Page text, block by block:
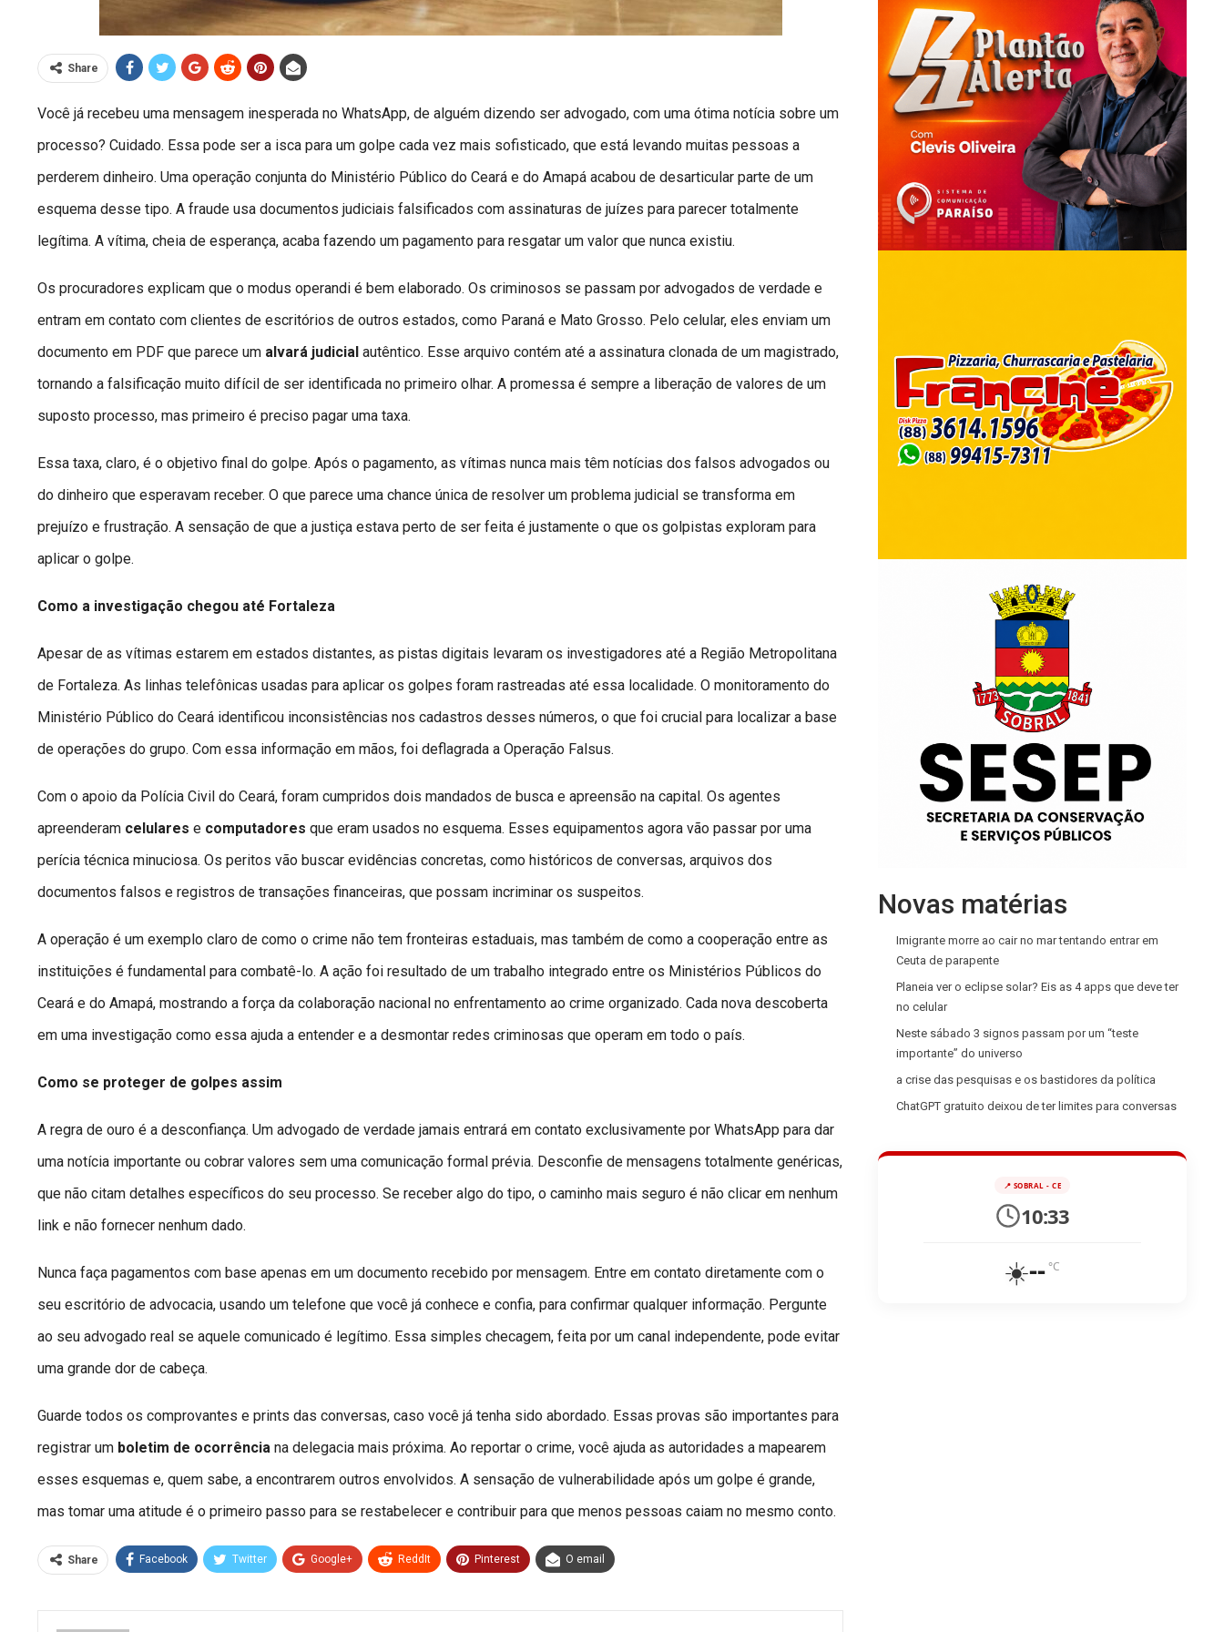
Share
Você já recebeu uma mensagem inesperada no WhatsApp, de alguém dizendo ser advogado, com uma ótima notícia sobre um
processo? Cuidado. Essa pode ser a isca para um golpe cada vez mais sofisticado, que está levando muitas pessoas a
perderem dinheiro. Uma operação conjunta do Ministério Público do Ceará e do Amapá acabou de desarticular parte de um
esquema desse tipo. A fraude usa documentos judiciais falsificados com assinaturas de juízes para parecer totalmente
legítima. A vítima, cheia de esperança, acaba fazendo um pagamento para resgatar um valor que nunca existiu.
Os procuradores explicam que o modus operandi é bem elaborado. Os criminosos se passam por advogados de verdade e
entram em contato com clientes de escritórios de outros estados, como Paraná e Mato Grosso. Pelo celular, eles enviam um
documento em PDF que parece um alvará judicial autêntico. Esse arquivo contém até a assinatura clonada de um magistrado,
tornando a falsificação muito difícil de ser identificada no primeiro olhar. A promessa é sempre a liberação de valores de um
suposto processo, mas primeiro é preciso pagar uma taxa.
Essa taxa, claro, é o objetivo final do golpe. Após o pagamento, as vítimas nunca mais têm notícias dos falsos advogados ou
do dinheiro que esperavam receber. O que parece uma chance única de resolver um problema judicial se transforma em
prejuízo e frustração. A sensação de que a justiça estava perto de ser feita é justamente o que os golpistas exploram para
aplicar o golpe.
Como a investigação chegou até Fortaleza
Apesar de as vítimas estarem em estados distantes, as pistas digitais levaram os investigadores até a Região Metropolitana
de Fortaleza. As linhas telefônicas usadas para aplicar os golpes foram rastreadas até essa localidade. O monitoramento do
Ministério Público do Ceará identificou inconsistências nos cadastros desses números, o que foi crucial para localizar a base
de operações do grupo. Com essa informação em mãos, foi deflagrada a Operação Falsus.
Com o apoio da Polícia Civil do Ceará, foram cumpridos dois mandados de busca e apreensão na capital. Os agentes
apreenderam celulares e computadores que eram usados no esquema. Esses equipamentos agora vão passar por uma
perícia técnica minuciosa. Os peritos vão buscar evidências concretas, como históricos de conversas, arquivos dos
documentos falsos e registros de transações financeiras, que possam incriminar os suspeitos.
A operação é um exemplo claro de como o crime não tem fronteiras estaduais, mas também de como a cooperação entre as
instituições é fundamental para combatê-lo. A ação foi resultado de um trabalho integrado entre os Ministérios Públicos do
Ceará e do Amapá, mostrando a força da colaboração nacional no enfrentamento ao crime organizado. Cada nova descoberta
em uma investigação como essa ajuda a entender e a desmontar redes criminosas que operam em todo o país.
Como se proteger de golpes assim
A regra de ouro é a desconfiança. Um advogado de verdade jamais entrará em contato exclusivamente por WhatsApp para dar
uma notícia importante ou cobrar valores sem uma comunicação formal prévia. Desconfie de mensagens totalmente genéricas,
que não citam detalhes específicos do seu processo. Se receber algo do tipo, o caminho mais seguro é não clicar em nenhum
link e não fornecer nenhum dado.
Nunca faça pagamentos com base apenas em um documento recebido por mensagem. Entre em contato diretamente com o
seu escritório de advocacia, usando um telefone que você já conhece e confia, para confirmar qualquer informação. Pergunte
ao seu advogado real se aquele comunicado é legítimo. Essa simples checagem, feita por um canal independente, pode evitar
uma grande dor de cabeça.
Guarde todos os comprovantes e prints das conversas, caso você já tenha sido abordado. Essas provas são importantes para
registrar um boletim de ocorrência na delegacia mais próxima. Ao reportar o crime, você ajuda as autoridades a mapearem
esses esquemas e, quem sabe, a encontrarem outros envolvidos. A sensação de vulnerabilidade após um golpe é grande,
mas tomar uma atitude é o primeiro passo para se restabelecer e contribuir para que menos pessoas caiam no mesmo conto.
Share Facebook Twitter Google+ ReddIt Pinterest O email
Novas matérias
Imigrante morre ao cair no mar tentando entrar em
Ceuta de parapente
Planeia ver o eclipse solar? Eis as 4 apps que deve ter
no celular
Neste sábado 3 signos passam por um “teste
importante” do universo
a crise das pesquisas e os bastidores da política
ChatGPT gratuito deixou de ter limites para conversas
📍 SOBRAL - CE
10:33
☀️--°C